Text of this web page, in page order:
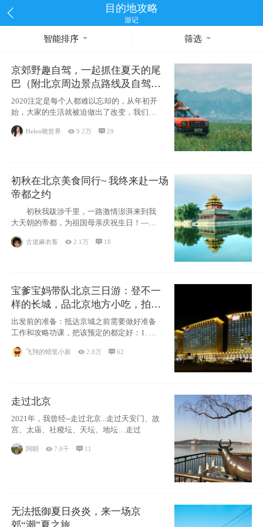
目的地攻略
游记
智能排序 筛选
京郊野趣自驾，一起抓住夏天的尾
巴（附北京周边景点路线及自驾攻
略）
2020注定是每个人都难以忘却的，从年初开
始，大家的生活就被迫做出了改变，我们也
不例外。本来双双辞职是为
Helen晓世界 9.2万 29
初秋在北京美食同行~ 我终来赴一场
帝都之约
初秋我跋涉千里，一路激情澎湃来到我
大天朝的帝都，为祖国母亲庆祝生日！——
古道麻衣客 2.1万  18
宝爹宝妈带队北京三日游：登不一
样的长城，品北京地方小吃，拍盘
古七星夜景！
出发前的准备：抵达京城之前需要做好准备
工作和攻略功课，把该预定的都定好：1. 酒
飞翔的蜡笔小新 2.8万 62
走过北京
2021年，我曾经--走过北京...走过天安门、故
宫、太庙、社稷坛、天坛、地坛…走过
阿眀 7.8千  11
无法抵御夏日炎炎，来一场京